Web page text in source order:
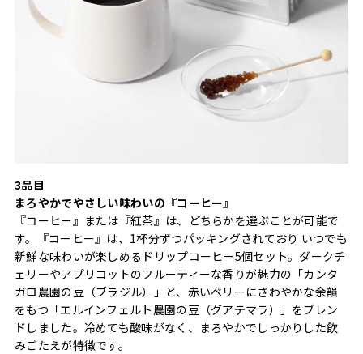
3品目
まろやかでやさしい味わいの『コーヒー』
『コーヒー』または『紅茶』は、どちらかを選ぶことが可能で
す。『コーヒー』は、1杯分ずつパッキングされており いつでも
新鮮な味わいが楽しめるドリップコーヒー5個セット。ダークチ
ェリーやアプリコットのフルーティーな香りが魅力の「カンタ
ガロ農園の豆（ブラジル）」と、赤いベリーにさわやかな余韻
をもつ「エルインフェルト農園の豆（グアテマラ）」をブレン
ドしました。冷めても酸味がなく、まろやかでしっかりした飲
みごたえが特徴です。